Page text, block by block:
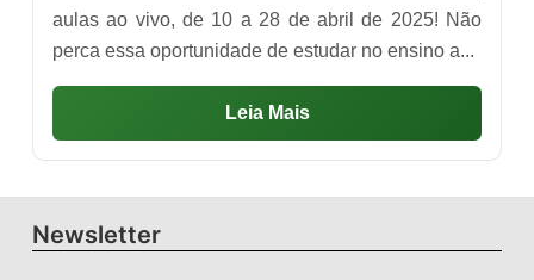
aulas ao vivo, de 10 a 28 de abril de 2025! Não
perca essa oportunidade de estudar no ensino a...
Leia Mais
Newsletter